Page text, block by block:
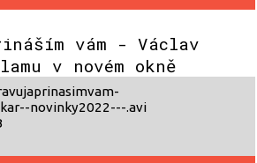
vám - Václav
v novém okně
novinky2022---.avi